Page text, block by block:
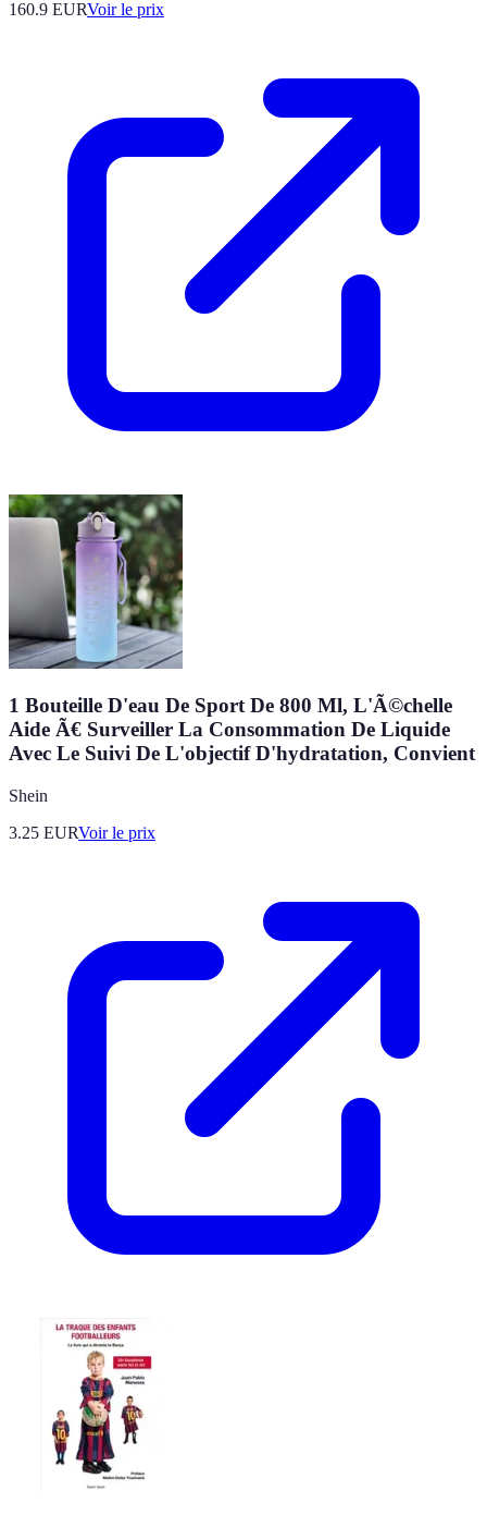
160.9 EURVoir le prix
1 Bouteille D'eau De Sport De 800 Ml, L'Ã©chelle
Aide Ã€ Surveiller La Consommation De Liquide
Avec Le Suivi De L'objectif D'hydratation, Convient
Shein
3.25 EURVoir le prix